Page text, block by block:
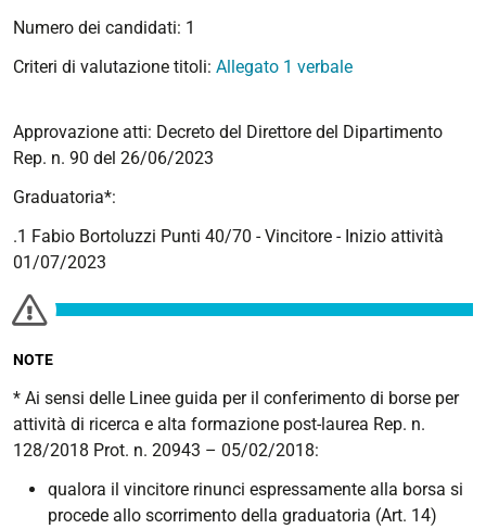
Numero dei candidati: 1
Criteri di valutazione titoli: Allegato 1 verbale
Approvazione atti: Decreto del Direttore del Dipartimento
Rep. n. 90 del 26/06/2023
Graduatoria*:
.1 Fabio Bortoluzzi Punti 40/70 - Vincitore - Inizio attività
01/07/2023
NOTE
* Ai sensi delle Linee guida per il conferimento di borse per
attività di ricerca e alta formazione post-laurea Rep. n.
128/2018 Prot. n. 20943 – 05/02/2018:
qualora il vincitore rinunci espressamente alla borsa si
procede allo scorrimento della graduatoria (Art. 14)